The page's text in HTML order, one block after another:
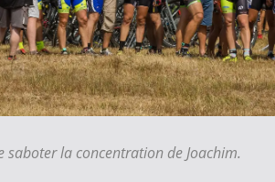
saboter la concentration de Joachim.